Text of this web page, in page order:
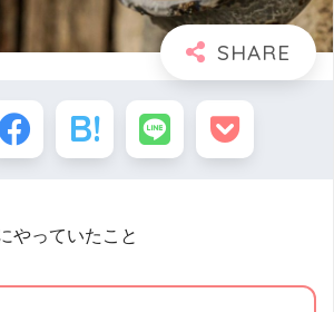
やっていたこと